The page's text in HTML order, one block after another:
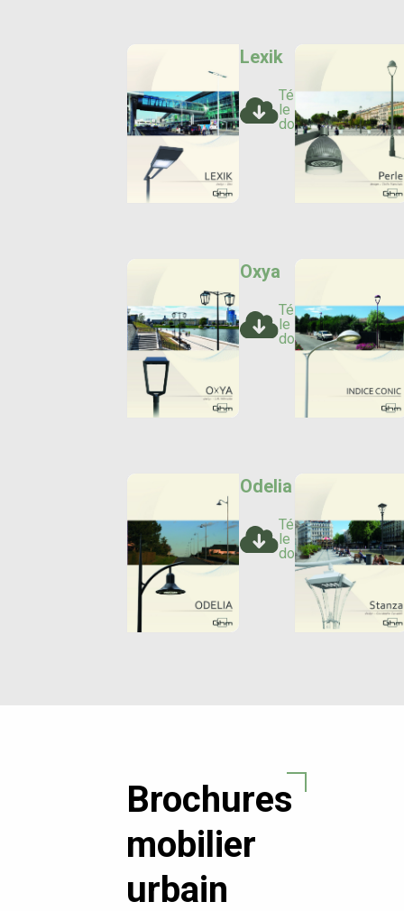
Lexik
Télécharger
le
document
Oxya
Télécharger
le
document
Odelia
Télécharger
le
document
Brochures
mobilier
urbain